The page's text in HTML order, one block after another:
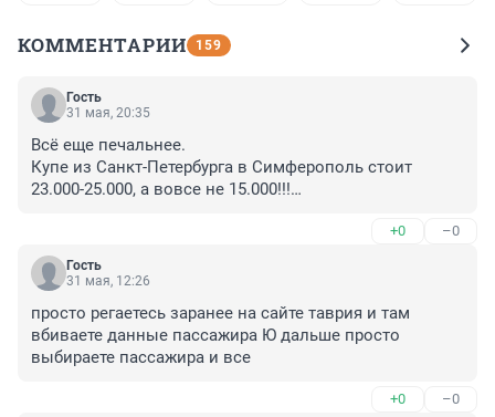
КОММЕНТАРИИ 159
Гость
31 мая, 20:35
Всё еще печальнее.
Купе из Санкт-Петербурга в Симферополь стоит
23.000-25.000, а вовсе не 15.000!!!
Да и дорогущее купе купить верх+низ это еще
изловчиться надо.
+0 –0
Гость
31 мая, 12:26
просто регаетесь заранее на сайте таврия и там
вбиваете данные пассажира Ю дальше просто
выбираете пассажира и все
+0 –0